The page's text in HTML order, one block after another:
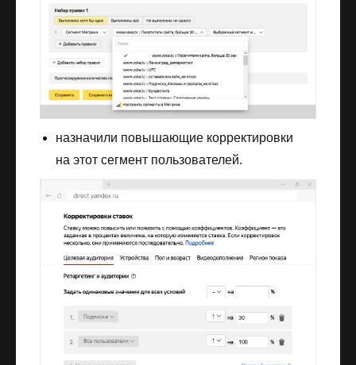
назначили повышающие корректировки
на этот сегмент пользователей.